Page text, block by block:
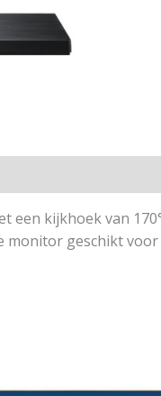
een kijkhoek van
monitor geschikt